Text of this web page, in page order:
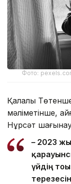
Фото:
Қалалық
мәліметінше,
Нұрсәт
– 2023
үйдің